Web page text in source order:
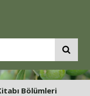
Bölümleri